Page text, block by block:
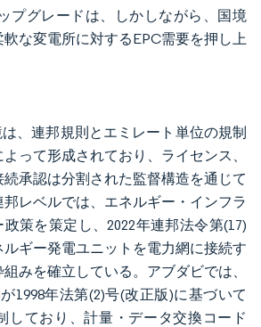
プグレードは、しかしながら、国境
な変電所に対するEPC需要を押し上
、連邦規則とエミレート単位の規制
って形成されており、ライセンス、
承認は分割された監督構造を通じて
レベルでは、エネルギー・インフラ
策を策定し、2022年連邦法令第(17)
ギー発電ユニットを電力網に接続す
みを確立している。アブダビでは、
1998年法第(2)号(改正版)に基づいて
しており、計量・データ交換コード